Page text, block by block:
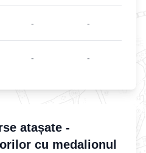
- -
- -
atașate -
cu medalionul